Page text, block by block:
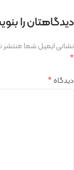
دیدگاهتان را
نشانی ایمیل شما
*
دیدگاه*